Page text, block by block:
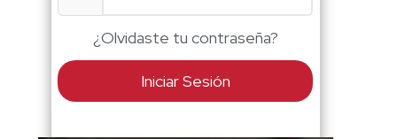
¿Olvidaste tu contraseña?
Iniciar Sesión